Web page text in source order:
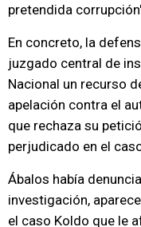
pretendida
En concreto, la
juzgado central de
Nacional un recurso
apelación contra el
que rechaza su
perjudicado en el
Ábalos había
investigación,
el caso Koldo que le